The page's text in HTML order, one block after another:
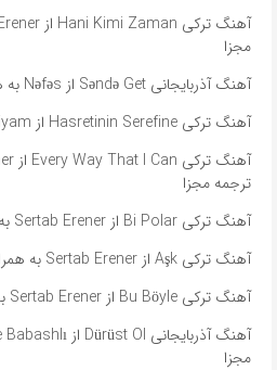
مجزا
آهنگ آذربایجانی Səndə Get از Nəfəs به همراه متن و ترجمه مجزا
آهنگ ترکی Hasretinin Serefine از Siyam و Zara به همراه متن و ترجمه
ترجمه مجزا
آهنگ ترکی Bi Polar از Sertab Erener به همراه متن و ترجمه مجزا
آهنگ ترکی Aşk از Sertab Erener به همراه متن و ترجمه مجزا
آهنگ ترکی Bu Böyle از Sertab Erener به همراه متن و ترجمه مجزا
مجزا